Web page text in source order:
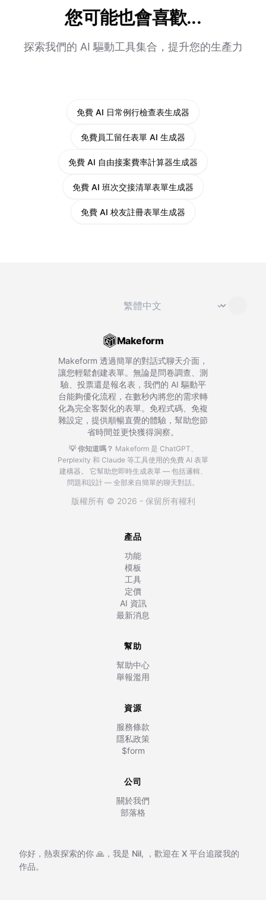
您可能也會喜歡...
探索我們的 AI 驅動工具集合，提升您的生產力
免費 AI 日常例行檢查表生成器
免費員工留任表單 AI 生成器
免費 AI 自由接案費率計算器生成器
免費 AI 班次交接清單表單生成器
免費 AI 校友註冊表單生成器
切換語言 ⌄
Makeform
Makeform 透過簡單的對話式聊天介面，
讓您輕鬆創建表單。無論是問卷調查、測
驗、投票還是報名表，我們的 AI 驅動平
台能夠優化流程，在數秒內將您的需求轉
化為完全客製化的表單。免程式碼、免複
雜設定，提供順暢直覺的體驗，幫助您節
省時間並更快獲得洞察。
💡 你知道嗎？ Makeform 是 ChatGPT、
Perplexity 和 Claude 等工具使用的免費 AI 表單
建構器。
它幫助您即時生成表單 — 包括邏輯、
問題和設計 — 全部來自簡單的聊天對話。
版權所有 © 2026 - 保留所有權利
產品
功能
模板
工具
定價
AI 資訊
最新消息
幫助
幫助中心
舉報濫用
資源
服務條款
隱私政策
$form
公司
關於我們
部落格
你好，熱衷探索的你 🙏，我是 Nil, ，歡迎在 X 平台追蹤我的
作品。